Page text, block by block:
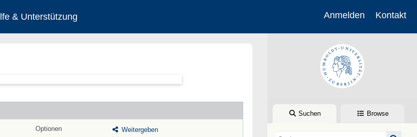
& Unterstützung Anmelden Kontakt
Suchen Browse
Optionen
Weitergeben